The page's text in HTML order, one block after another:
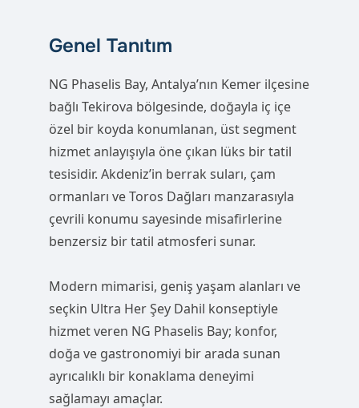
Genel Tanıtım
NG Phaselis Bay, Antalya’nın Kemer ilçesine
bağlı Tekirova bölgesinde, doğayla iç içe
özel bir koyda konumlanan, üst segment
hizmet anlayışıyla öne çıkan lüks bir tatil
tesisidir. Akdeniz’in berrak suları, çam
ormanları ve Toros Dağları manzarasıyla
çevrili konumu sayesinde misafirlerine
benzersiz bir tatil atmosferi sunar.
Modern mimarisi, geniş yaşam alanları ve
seçkin Ultra Her Şey Dahil konseptiyle
hizmet veren NG Phaselis Bay; konfor,
doğa ve gastronomiyi bir arada sunan
ayrıcalıklı bir konaklama deneyimi
sağlamayı amaçlar.